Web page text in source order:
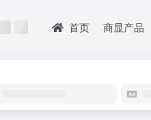
首页 商显产品